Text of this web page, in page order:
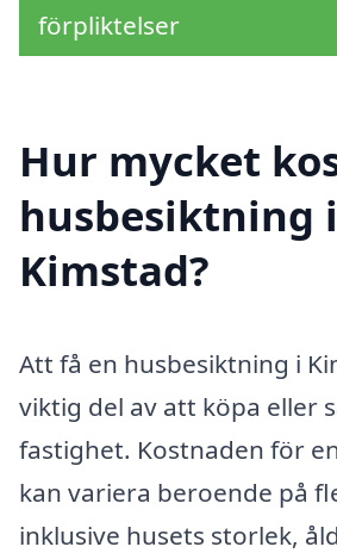
förpliktelser
Hur mycket
husbesiktning i
Kimstad?
Att få en husbesiktning i
viktig del av att köpa eller
fastighet. Kostnaden för
kan variera beroende på
inklusive husets storlek,